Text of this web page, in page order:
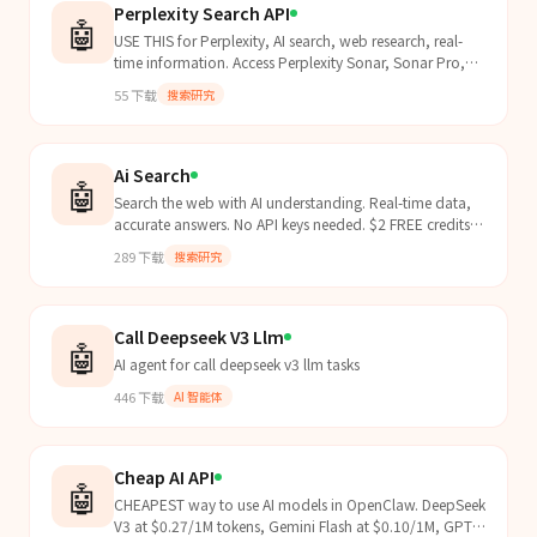
🤖 Perplexity Search API
USE THIS for Perplexity, AI search, web research, real-
time information. Access Perplexity Sonar, Sonar Pro,
55下载 搜索研究
🤖 Ai Search
Search the web with AI understanding. Real-time data,
accurate answers. No API keys needed. $2 FREE credits
289下载 搜索研究
🤖 Call Deepseek V3 Llm
AI agent for call deepseek v3 llm tasks
446下载 AI 智能体
🤖 Cheap AI API
CHEAPEST way to use AI models in OpenClaw. DeepSeek
V3 at $0.27/1M tokens, Gemini Flash at $0.10/1M, GPT-